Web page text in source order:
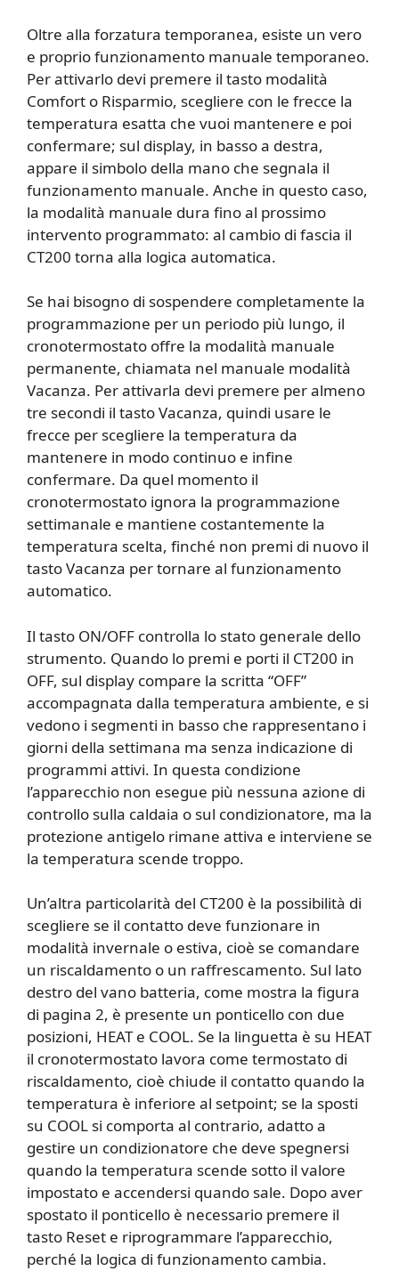
Oltre alla forzatura temporanea, esiste un vero
e proprio funzionamento manuale temporaneo.
Per attivarlo devi premere il tasto modalità
Comfort o Risparmio, scegliere con le frecce la
temperatura esatta che vuoi mantenere e poi
confermare; sul display, in basso a destra,
appare il simbolo della mano che segnala il
funzionamento manuale. Anche in questo caso,
la modalità manuale dura fino al prossimo
intervento programmato: al cambio di fascia il
CT200 torna alla logica automatica.
Se hai bisogno di sospendere completamente la
programmazione per un periodo più lungo, il
cronotermostato offre la modalità manuale
permanente, chiamata nel manuale modalità
Vacanza. Per attivarla devi premere per almeno
tre secondi il tasto Vacanza, quindi usare le
frecce per scegliere la temperatura da
mantenere in modo continuo e infine
confermare. Da quel momento il
cronotermostato ignora la programmazione
settimanale e mantiene costantemente la
temperatura scelta, finché non premi di nuovo il
tasto Vacanza per tornare al funzionamento
automatico.
Il tasto ON/OFF controlla lo stato generale dello
strumento. Quando lo premi e porti il CT200 in
OFF, sul display compare la scritta “OFF”
accompagnata dalla temperatura ambiente, e si
vedono i segmenti in basso che rappresentano i
giorni della settimana ma senza indicazione di
programmi attivi. In questa condizione
l’apparecchio non esegue più nessuna azione di
controllo sulla caldaia o sul condizionatore, ma la
protezione antigelo rimane attiva e interviene se
la temperatura scende troppo.
Un’altra particolarità del CT200 è la possibilità di
scegliere se il contatto deve funzionare in
modalità invernale o estiva, cioè se comandare
un riscaldamento o un raffrescamento. Sul lato
destro del vano batteria, come mostra la figura
di pagina 2, è presente un ponticello con due
posizioni, HEAT e COOL. Se la linguetta è su HEAT
il cronotermostato lavora come termostato di
riscaldamento, cioè chiude il contatto quando la
temperatura è inferiore al setpoint; se la sposti
su COOL si comporta al contrario, adatto a
gestire un condizionatore che deve spegnersi
quando la temperatura scende sotto il valore
impostato e accendersi quando sale. Dopo aver
spostato il ponticello è necessario premere il
tasto Reset e riprogrammare l’apparecchio,
perché la logica di funzionamento cambia.